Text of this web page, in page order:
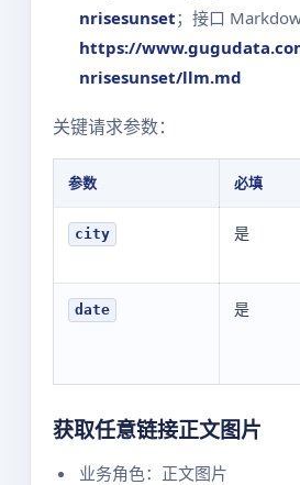
nrisesunset；接口
https://
nrisesunset/llm.md
关键请求参数：
参数 必填
city 是
date 是
获取任意链接正文图片
业务角色：正文图片